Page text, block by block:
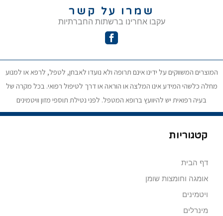
שמרו על קשר
עקבו אחרינו ברשתות החברתיות
המוצרים המשווקים על ידינו אינם תרופה ולא נועדו לאבחן, לטפל, לרפא או למנוע
מחלה כלשהי המידע אינו המלצה או הוראה או דרך לטיפול רפואי. בכל מקרה של
בעיה רפואית יש להיוועץ ברופא המטפל. לפני נטילת תוספי מזון וויטמינים
קטגוריות
דף הבית
אומגה וחומצות שומן
ויטמינים
מינרלים